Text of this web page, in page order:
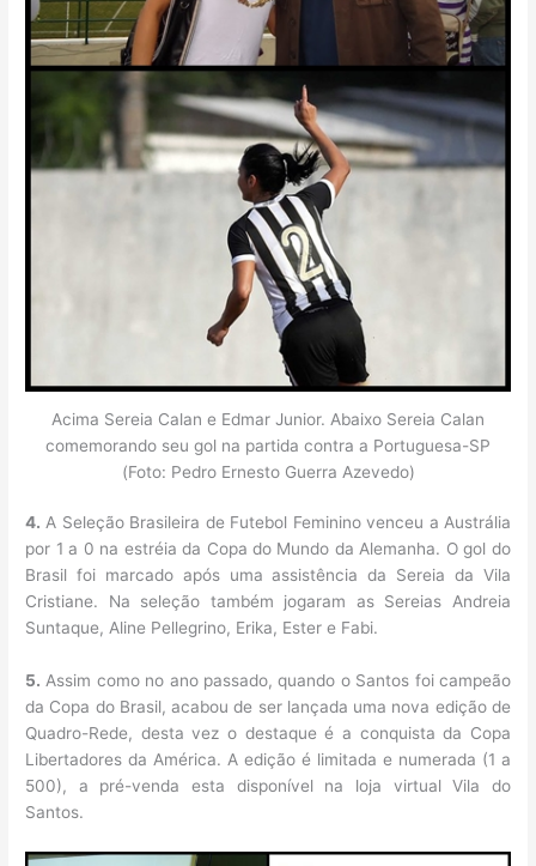
Acima Sereia Calan e Edmar Junior. Abaixo Sereia Calan
comemorando seu gol na partida contra a Portuguesa-SP
(Foto: Pedro Ernesto Guerra Azevedo)
4. A Seleção Brasileira de Futebol Feminino venceu a Austrália
por 1 a 0 na estréia da Copa do Mundo da Alemanha. O gol do
Brasil foi marcado após uma assistência da Sereia da Vila
Cristiane. Na seleção também jogaram as Sereias Andreia
Suntaque, Aline Pellegrino, Erika, Ester e Fabi.
5. Assim como no ano passado, quando o Santos foi campeão
da Copa do Brasil, acabou de ser lançada uma nova edição de
Quadro-Rede, desta vez o destaque é a conquista da Copa
Libertadores da América. A edição é limitada e numerada (1 a
500), a pré-venda esta disponível na loja virtual Vila do
Santos.